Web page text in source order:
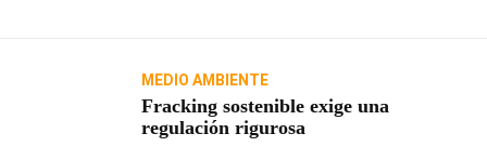
MEDIO AMBIENTE
Fracking sostenible exige una
regulación rigurosa